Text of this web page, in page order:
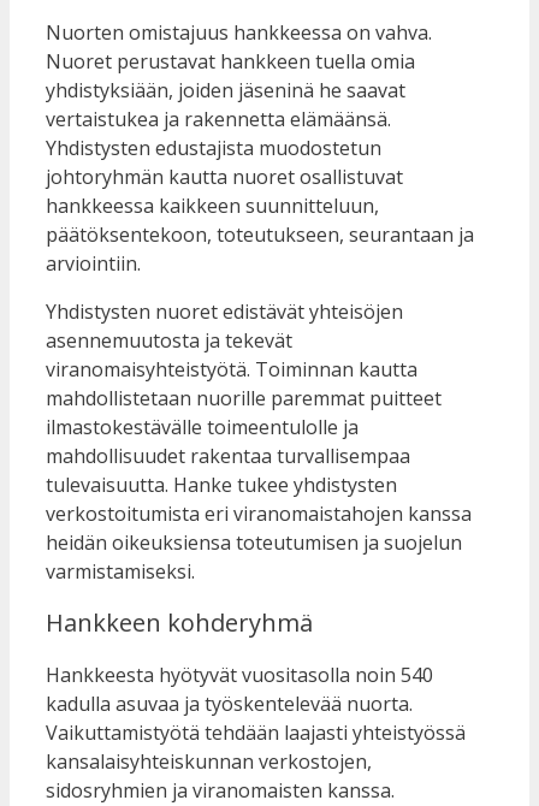
Nuorten omistajuus hankkeessa on vahva.
Nuoret perustavat hankkeen tuella omia
yhdistyksiään, joiden jäseninä he saavat
vertaistukea ja rakennetta elämäänsä.
Yhdistysten edustajista muodostetun
johtoryhmän kautta nuoret osallistuvat
hankkeessa kaikkeen suunnitteluun,
päätöksentekoon, toteutukseen, seurantaan ja
arviointiin.
Yhdistysten nuoret edistävät yhteisöjen
asennemuutosta ja tekevät
viranomaisyhteistyötä. Toiminnan kautta
mahdollistetaan nuorille paremmat puitteet
ilmastokestävälle toimeentulolle ja
mahdollisuudet rakentaa turvallisempaa
tulevaisuutta. Hanke tukee yhdistysten
verkostoitumista eri viranomaistahojen kanssa
heidän oikeuksiensa toteutumisen ja suojelun
varmistamiseksi.
Hankkeen kohderyhmä
Hankkeesta hyötyvät vuositasolla noin 540
kadulla asuvaa ja työskentelevää nuorta.
Vaikuttamistyötä tehdään laajasti yhteistyössä
kansalaisyhteiskunnan verkostojen,
sidosryhmien ja viranomaisten kanssa.